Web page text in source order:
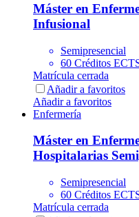
Máster en
Infusional
Semipresencial
60 Créditos
Matrícula cerrada
Añadir a favoritos
Añadir a favoritos
Enfermería
Máster en
Hospitalarias
Semipresencial
60 Créditos
Matrícula cerrada